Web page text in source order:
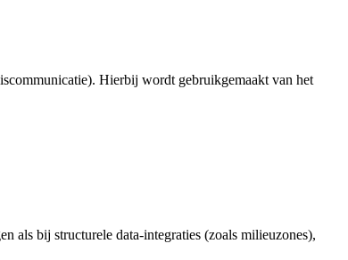
Hierbij wordt gebruikgemaakt van het
als bij structurele data-integraties (zoals milieuzones),